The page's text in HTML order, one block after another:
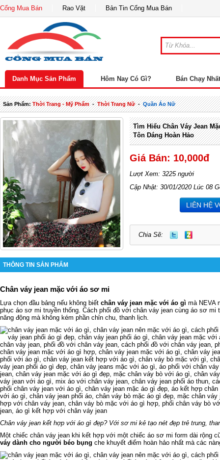
Cổng Mua Bán Rao Vặt Bản Tin Cổng Mua Bán
Danh Mục Sản Phẩm Hôm Nay Có Gì? Bán Chạy Nhất
Sản Phẩm:Thời Trang - Mỹ Phẩm-Thời Trang Nữ-Quần Áo Nữ
Tìm Hiểu Chân Váy Jean
Tôn Dáng Hoàn Hảo
Giá Bán: 10,000đ
Lượt Xem: 3225 người
Cập Nhật: 30/01/2020 Lúc 08
LIÊN HỆ
Chia Sẽ:
THÔNG TIN SẢN PHẨM
Chân váy jean mặc với áo sơ mi
Lựa chọn đầu bảng nếu không biết chân váy jean mặc với áo gì mà NEVA
phục áo sơ mi truyền thống. Cách phối đồ với chân váy jean cùng áo sơ mi
năng động mà không kém phần chỉn chu, thanh lịch.
Chân váy jean kết hợp với áo gì đẹp? Với sơ mi kẻ tạo nét đẹp trẻ trung,
Một chiếc chân váy jean khi kết hợp với một chiếc áo sơ mi form dài rộng
váy dành cho người béo bụng che khuyết điểm hoàn hảo nhất mà các